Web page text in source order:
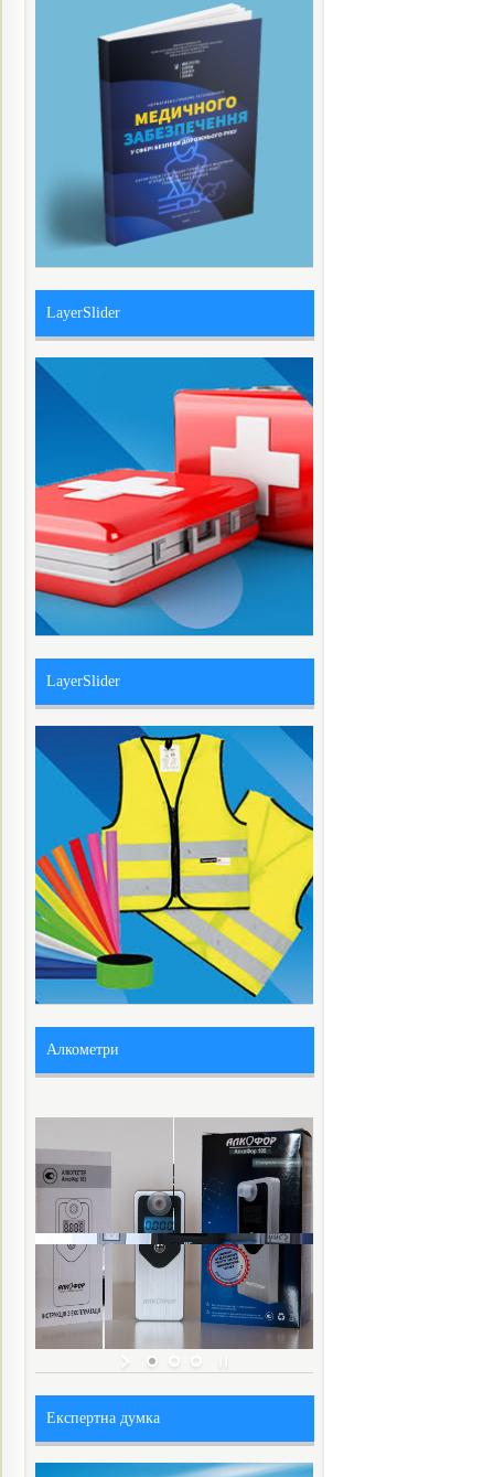
LayerSlider
LayerSlider
Алкометри
Експертна думка